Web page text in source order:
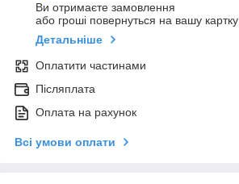
Ви отримаєте замовлення
або гроші повернуться на вашу картку
Детальніше
Оплатити частинами
Післяплата
Оплата на рахунок
Всі умови оплати